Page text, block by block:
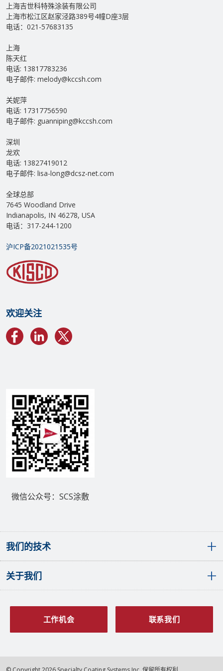
上海吉世科特殊涂装有限公司
上海市松江区赵家泾路389号4幢D座3层
电话：021-57683135
上海
陈天红
电话: 13817783236
电子邮件: melody@kccsh.com
关妮萍
电话: 17317756590
电子邮件: guanniping@kccsh.com
深圳
龙欢
电话: 13827419012
电子邮件: lisa-long@dcsz-net.com
全球总部
7645 Woodland Drive
Indianapolis, IN 46278, USA
电话：317-244-1200
沪ICP备2021021535号
欢迎关注
微信公众号：SCS涂敷
我们的技术
敷形涂层概览
聚对二甲苯（派瑞林）敷形涂层
SCS PlasmaGuard™涂层
原子层沉积涂层
关于我们
愿景与价值观
工作机会 联系我们